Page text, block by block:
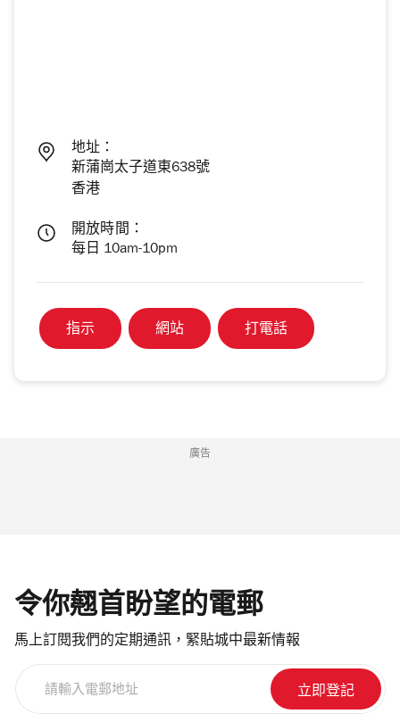
地址：
新蒲崗太子道東638號
香港
開放時間：
每日 10am-10pm
指示 網站 打電話
廣告
令你翹首盼望的電郵
馬上訂閱我們的定期通訊，緊貼城中最新情報